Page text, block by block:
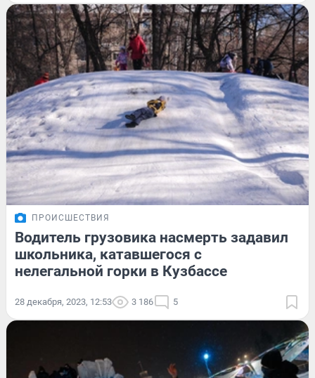
ПРОИСШЕСТВИЯ
Водитель грузовика насмерть задавил
школьника, катавшегося с
нелегальной горки в Кузбассе
28 декабря, 2023, 12:53 3 186 5